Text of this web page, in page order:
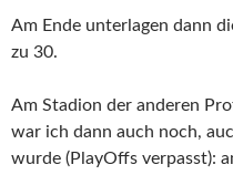
Am Ende unterlagen dann
zu 30.
Am Stadion der anderen
war ich dann auch noch,
wurde (PlayOffs verpasst):